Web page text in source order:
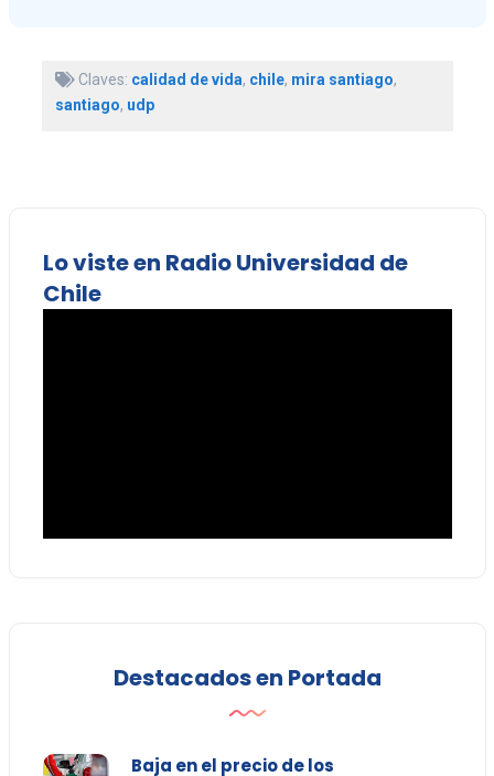
Claves: calidad de vida, chile, mira santiago,
santiago, udp
Lo viste en Radio Universidad de
Chile
Destacados en Portada
Baja en el precio de los